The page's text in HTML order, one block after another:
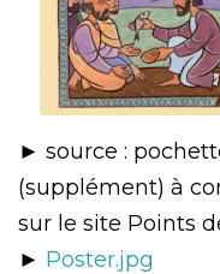
► source :
(supplément) à
sur le site Points
► Poster.jpg